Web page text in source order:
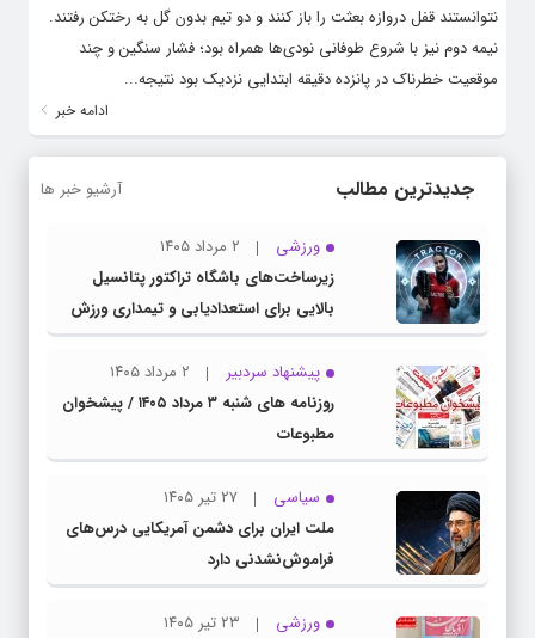
نتوانستند قفل دروازه بعثت را باز کنند و دو تیم بدون گل به رختکن رفتند.
نیمه دوم نیز با شروع طوفانی نودی‌ها همراه بود؛ فشار سنگین و چند
موقعیت خطرناک در پانزده دقیقه ابتدایی نزدیک بود نتیجه...
ادامه خبر
جدیدترین مطالب آرشیو خبر ها
ورزشی
۲ مرداد ۱۴۰۵
زیرساخت‌های باشگاه تراکتور پتانسیل
بالایی برای استعدادیابی و تیمداری ورزش
بانوان دارد
پیشنهاد سردبیر
۲ مرداد ۱۴۰۵
روزنامه های شنبه ۳ مرداد ۱۴۰۵ / پیشخوان
مطبوعات
سیاسی
۲۷ تیر ۱۴۰۵
ملت ایران برای دشمن آمریکایی درس‌های
فراموش‌نشدنی دارد
ورزشی
۲۳ تیر ۱۴۰۵